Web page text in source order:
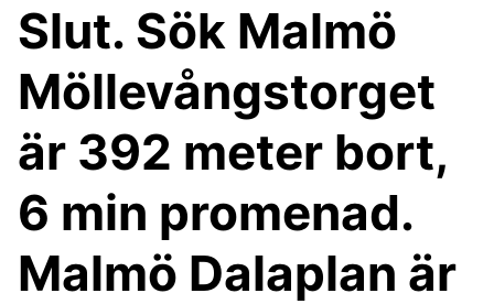
Slut. Sök Malmö
Möllevångstorget
är 392 meter bort,
6 min promenad.
Malmö Dalaplan är